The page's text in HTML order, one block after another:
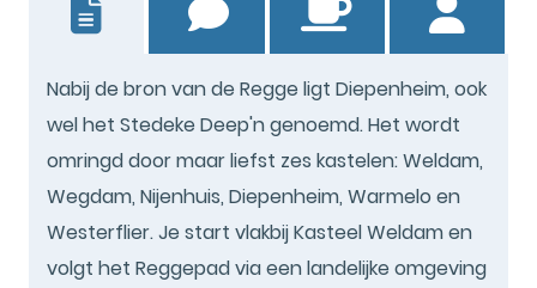
Nabij de bron van de Regge ligt Diepenheim, ook
wel het Stedeke Deep'n genoemd. Het wordt
omringd door maar liefst zes kastelen: Weldam,
Wegdam, Nijenhuis, Diepenheim, Warmelo en
Westerflier. Je start vlakbij Kasteel Weldam en
volgt het Reggepad via een landelijke omgeving